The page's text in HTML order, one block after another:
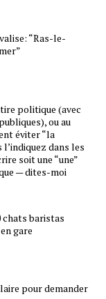
“Ras-le-
politique (avec
ou au
éviter “la
dans les
soit une “une”
— dites-moi
chats baristas
gare
pour demander